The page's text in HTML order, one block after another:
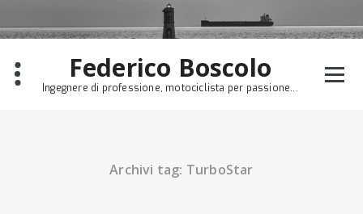
to
content
Federico Boscolo
Ingegnere di professione, motociclista per passione...
Archivi tag: TurboStar